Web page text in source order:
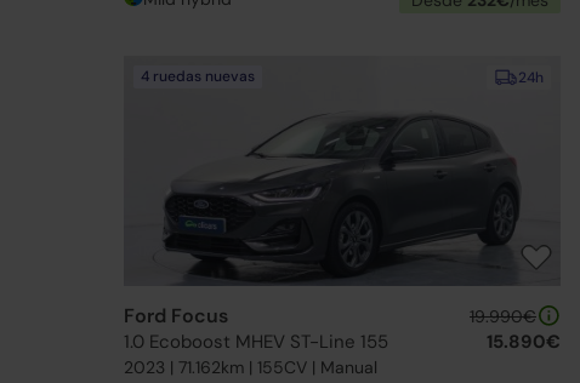
24h
4 ruedas nuevas
Ford Focus
1.0 Ecoboost MHEV ST-Line 155
2023 | 71.162km | 155CV | Manual
19.990€
15.890€